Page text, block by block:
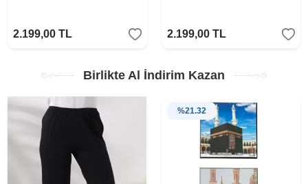
2.199,00 TL 2.199,00TL
Birlikte Al İndirim Kazan
%21.32